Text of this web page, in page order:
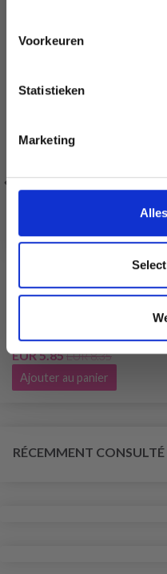
Voorkeuren
Statistieken
Marketing
FABER-CASTELL
EUR 5.85EUR 8.35
Ajouter au panier
RÉCEMMENT CONSULTÉ
Wil je liever
Nederlands?